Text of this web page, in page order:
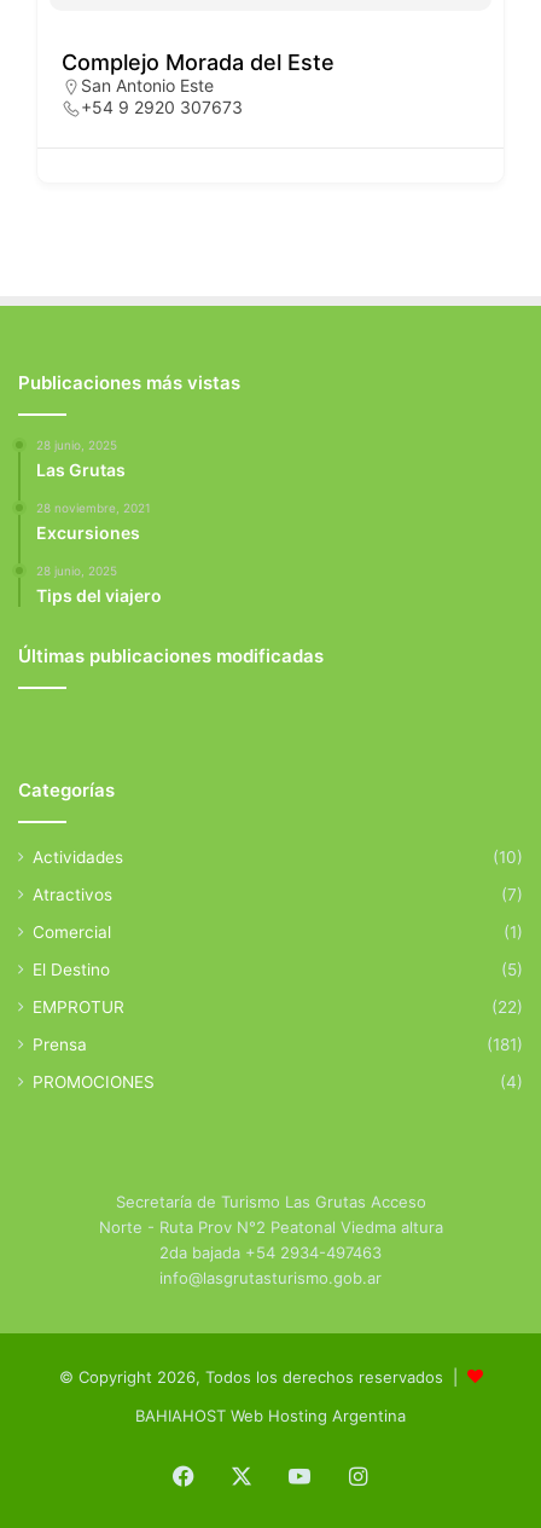
Complejo Morada del Este
San Antonio Este
+54 9 2920 307673
Publicaciones más vistas
28 junio, 2025
Las Grutas
28 noviembre, 2021
Excursiones
28 junio, 2025
Tips del viajero
Últimas publicaciones modificadas
Categorías
Actividades
(10)
Atractivos
(7)
Comercial
(1)
El Destino
(5)
EMPROTUR
(22)
Prensa
(181)
PROMOCIONES
(4)
Secretaría de Turismo Las Grutas Acceso
Norte - Ruta Prov N°2 Peatonal Viedma altura
2da bajada +54 2934-497463
info@lasgrutasturismo.gob.ar
© Copyright 2026, Todos los derechos reservados |
BAHIAHOST Web Hosting Argentina
Facebook YouTubeInstagram